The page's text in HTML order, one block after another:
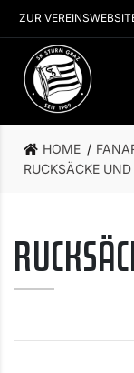
ZUR
HOME
RUCKSÄCKE